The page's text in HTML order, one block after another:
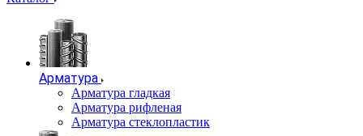
Арматура
Арматура гладкая
Арматура рифленая
Арматура стеклопластик